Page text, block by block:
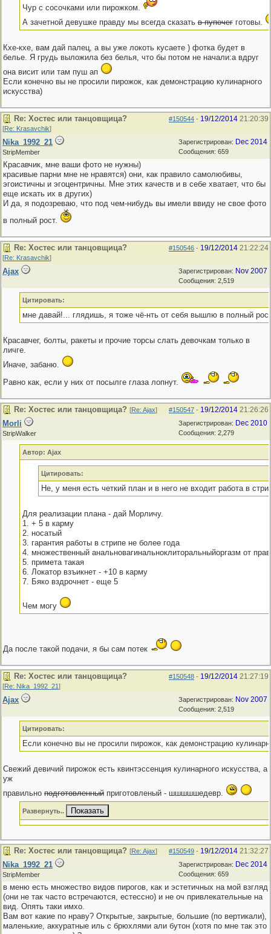
Чур с сосочками или пирожком.
А зачетной девушке правду мы всегда сказатьв пупочегготовы.
Кхе-кхе, вам дай палец, а вы уже локоть кусаете ) фотка будет в
белье. Я грудь выложила без белья, что бы потом не начали:а вдруг
она висит или там пуш ап
Если конечно вы не просили пирожок, как демонстрацию кулинарного
искусства)
#150544 - 19/12/2014 21:20:39
Re: Хостес или танцовщица?
[Re: Krasavchik]
Зарегистрирован: Dec 2014
Сообщения: 659
Nika_1992_21
StripMember
Красавчик, мне ваши фото не нужны)
красивые парни мне не нравятся) они, как правило самолюбивы,
эгоистичны и эгоцентричны. Мне этих качеств и в себе хватает, что бы
еще искать их в других)
И да, я подозреваю, что под чем-нибудь вы имели ввиду не свое фото
в полный рост.
#150546 - 19/12/2014 21:22:24
Re: Хостес или танцовщица?
[Re: Krasavchik]
Зарегистрирован: Nov 2007
Сообщения: 2,519
Ajax
Цитировать:
мне давай!... глядишь, я тоже чё-нть от себя вышлю в полный
Красавчег, болты, ракеты и прочие торсы слать девочкам только в
личге.
Иначе, забаню.
Равно как, если у них от посылге глаза лопнут.
#150547 - 19/12/2014 21:26:26
Re: Хостес или танцовщица? [Re: Ajax]
Зарегистрирован: Dec 2010
Сообщения: 2,279
Morli
StripWalker
Автор: Ajax
Цитировать:
Не, у меня есть четкий план и в него не входит работа в
Для реализации плана - дай Морличу.
1. + 5 в карму
2. носатый
3. гарантия работы в стрипе не более года
4. множественный анальновагинальноклиторальныйоргазм от
5. примета такая
6. Локатор взъикнет - +10 в карму
7. Бяко вздрочнет - еще 5
Чем могу
Да после такой подачи, я бы сам потек
#150548 - 19/12/2014 21:27:19
Re: Хостес или танцовщица?
[Re: Nika_1992_21]
Зарегистрирован: Nov 2007
Сообщения: 2,519
Ajax
Цитировать:
Если конечно вы не просили пирожок, как демонстрацию
Свежий девичий пирожок есть квинтэссенция кулинарного искусства, а
уж
правильно подготовленный приготовленый - шшшшшедевр.
Развернуть..
#150549 - 19/12/2014 21:32:27
Re: Хостес или танцовщица? [Re: Ajax]
Зарегистрирован: Dec 2014
Сообщения: 659
Nika_1992_21
StripMember
в меню есть множество видов пирогов, как и эстетичных на мой взгляд
(они не так часто встречаются, естессно) и не оч привлекательные на
вид. Опять таки имхо.
Вам вот какие по нраву? Открытые, закрытые, большие (по вертикали),
маленькие, аккуратные иль с брюхлями али бутон (хотя по мне так это